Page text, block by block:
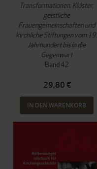
Transformationen. Klöster,
geistliche
Frauengemeinschaften und
kirchliche Stiftungen vom 19.
Jahrhundert bis in die
Gegenwart
Band 42
29,80 €
IN DEN WARENKORB